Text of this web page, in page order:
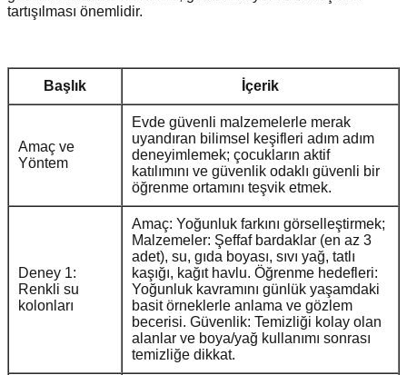
tartışılması önemlidir.
Başlık İçerik
Amaç ve
Yöntem
Evde güvenli malzemelerle merak
uyandıran bilimsel keşifleri adım adım
deneyimlemek; çocukların aktif
katılımını ve güvenlik odaklı güvenli bir
öğrenme ortamını teşvik etmek.
Deney 1:
Renkli su
kolonları
Amaç: Yoğunluk farkını görselleştirmek;
Malzemeler: Şeffaf bardaklar (en az 3
adet), su, gıda boyası, sıvı yağ, tatlı
kaşığı, kağıt havlu. Öğrenme hedefleri:
Yoğunluk kavramını günlük yaşamdaki
basit örneklerle anlama ve gözlem
becerisi. Güvenlik: Temizliği kolay olan
alanlar ve boya/yağ kullanımı sonrası
temizliğe dikkat.